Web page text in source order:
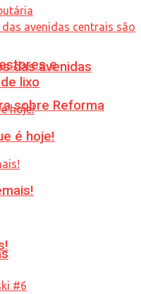
e
sobre Reforma
das avenidas
lixo
é hoje!